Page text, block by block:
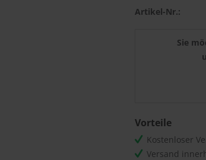
Artikel-Nr.:
Sie
Vorteile
Kostenloser
Versand